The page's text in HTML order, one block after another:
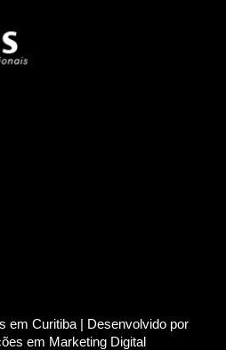
em Curitiba | Desenvolvido por
em Marketing Digital